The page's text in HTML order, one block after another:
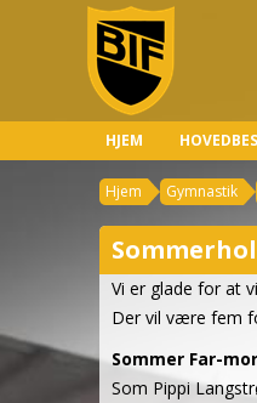
HJEM
Hjem Gymnastik
Vi er glade for at
Der vil være fem
Sommer Far-
Som Pippi